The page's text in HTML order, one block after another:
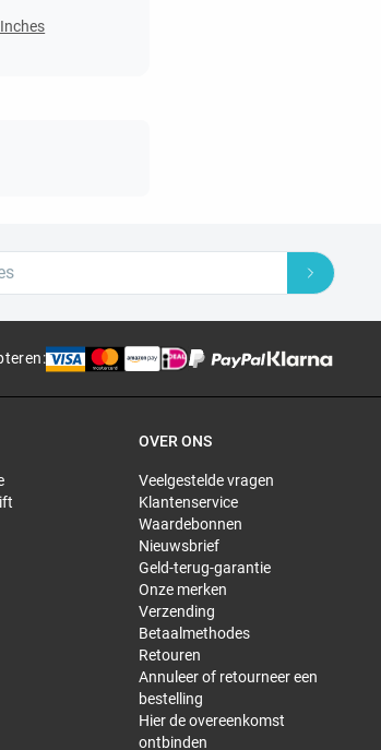
:
OVER ONS
Veelgestelde vragen
Klantenservice
Waardebonnen
Nieuwsbrief
Geld-terug-garantie
Onze merken
Verzending
Betaalmethodes
Retouren
Annuleer of retourneer een
bestelling
Hier de overeenkomst
ontbinden